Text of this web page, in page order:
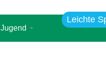
Leichte
Jugend